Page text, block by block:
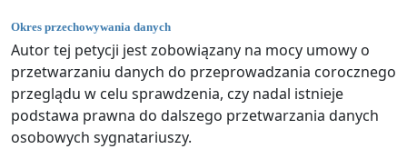
Okres przechowywania danych
Autor tej petycji jest zobowiązany na mocy umowy o
przetwarzaniu danych do przeprowadzania corocznego
przeglądu w celu sprawdzenia, czy nadal istnieje
podstawa prawna do dalszego przetwarzania danych
osobowych sygnatariuszy.